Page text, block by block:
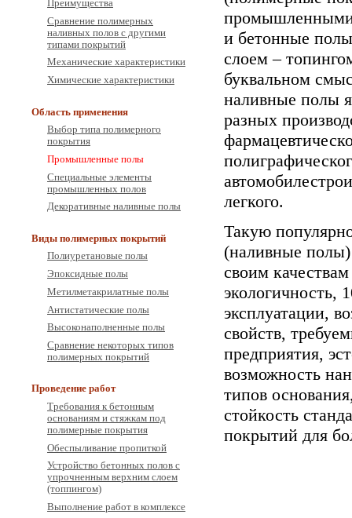
Преимущества
Сравнение полимерных
наливных полов с другими
типами покрытий
Механические характеристики
Химические характеристики
Область применения
Выбор типа полимерного
покрытия
Промышленные полы
Специальные элементы
промышленных полов
Декоративные наливные полы
Виды полимерных покрытий
Полиуретановые полы
Эпоксидные полы
Метилметакрилатные полы
Антистатические полы
Высоконаполненные полы
Сравнение некоторых типов
полимерных покрытий
Проведение работ
Требования к бетонным
основаниям и стяжкам под
полимерные покрытия
Обеспыливание пропиткой
Устройство бетонных полов с
упрочненным верхним слоем
(топпингом)
Выполнение работ в комплексе
промышленными
и бетонные
слоем –
буквальном
наливные полы
разных
легкого.
Такую
(наливные полы)
своим
экологичность,
эксплуатации,
свойств,
предприятия,
возможность
типов
стойкость
покрытий для